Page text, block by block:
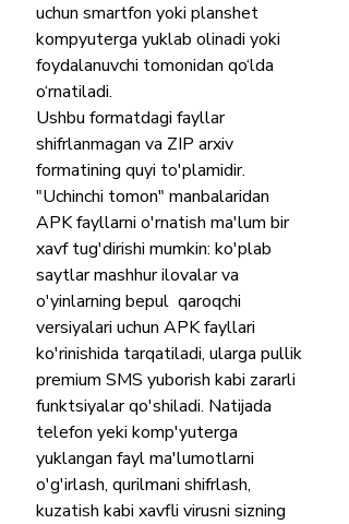
uchun smartfon yoki planshet
kompyuterga yuklab olinadi yoki
foydalanuvchi tomonidan qo‘lda
o‘rnatiladi.
Ushbu formatdagi fayllar
shifrlanmagan va ZIP arxiv
formatining quyi to'plamidir.
"Uchinchi tomon" manbalaridan
APK fayllarni o'rnatish ma'lum bir
xavf tug'dirishi mumkin: ko'plab
saytlar mashhur ilovalar va
o'yinlarning bepul  qaroqchi
versiyalari uchun APK fayllari
ko'rinishida tarqatiladi, ularga pullik
premium SMS yuborish kabi zararli
funktsiyalar qo'shiladi. Natijada
telefon yeki komp'yuterga
yuklangan fayl ma'lumotlarni
o'g'irlash, qurilmani shifrlash,
kuzatish kabi xavfli virusni sizning